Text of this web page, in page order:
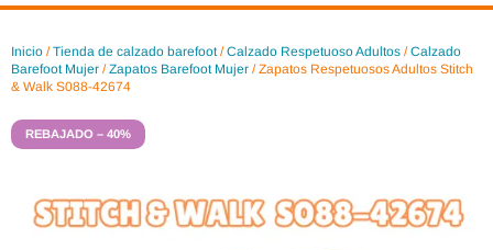
Inicio /Tienda de calzado barefoot/Calzado Respetuoso Adultos /Calzado
Barefoot Mujer /Zapatos Barefoot Mujer / Zapatos Respetuosos Adultos Stitch
& Walk S088-42674
REBAJADO – 40%